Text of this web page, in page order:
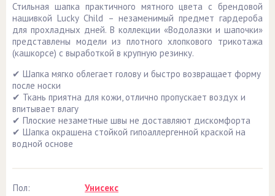
Стильная шапка практичного мятного цвета с брендовой
нашивкой Lucky Child – незаменимый предмет гардероба
для прохладных дней. В коллекции «Водолазки и шапочки»
представлены модели из плотного хлопкового трикотажа
(кашкорсе) с выработкой в крупную резинку.
✔ Шапка мягко облегает голову и быстро возвращает форму
после носки
✔ Ткань приятна для кожи, отлично пропускает воздух и
впитывает влагу
✔ Плоские незаметные швы не доставляют дискомфорта
✔ Шапка окрашена стойкой гипоаллергенной краской на
водной основе
Пол:
Унисекс